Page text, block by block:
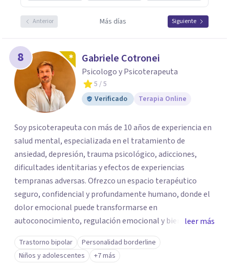
Anterior Más días Siguiente
8 Gabriele Cotronei
Psicologo y Psicoterapeuta
5 / 5
Verificado
Terapia Online
Soy psicoterapeuta con más de 10 años de experiencia en
salud mental, especializada en el tratamiento de
ansiedad, depresión, trauma psicológico, adicciones,
dificultades identitarias y efectos de experiencias
tempranas adversas. Ofrezco un espacio terapéutico
seguro, confidencial y profundamente humano, donde el
dolor emocional puede transformarse en
autoconocimiento, regulación emocional y bienestar.
Trabajo desde un enfoque integrativo que combina
psicoanálisis, terapia somática y de trauma, psicología
corporal, Mentalization Based Therapy (MBT),
leer más
Trastorno bipolar
Personalidad borderline
Niños y adolescentes
+7 más